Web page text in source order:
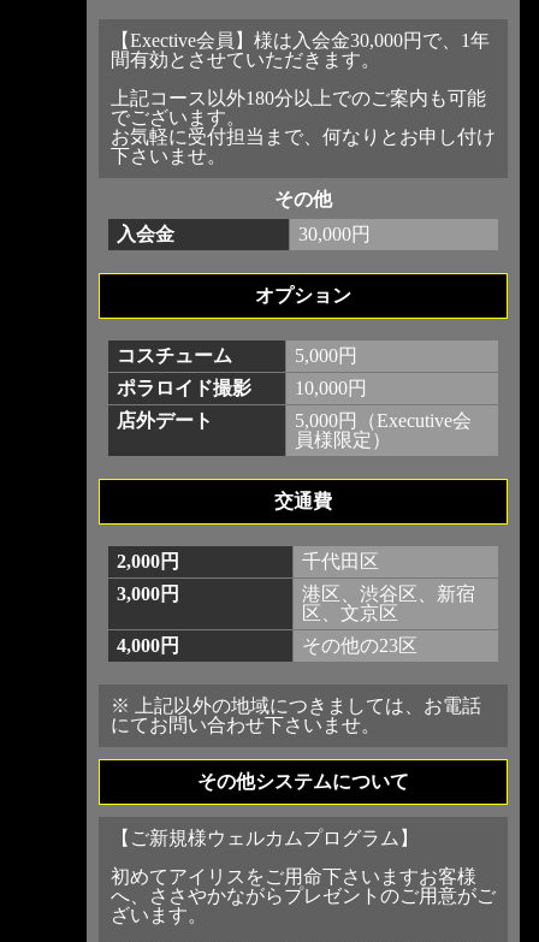
【Exective会員】様は入会金30,000円で、1年
間有効とさせていただきます。
上記コース以外180分以上でのご案内も可能
でございます。
お気軽に受付担当まで、何なりとお申し付け
下さいませ。
その他
入会金
30,000円
オプション
コスチューム
5,000円
ポラロイド撮影
10,000円
店外デート
5,000円（Executive会
員様限定）
交通費
2,000円
千代田区
3,000円
港区、渋谷区、新宿
区、文京区
4,000円
その他の23区
※ 上記以外の地域につきましては、お電話
にてお問い合わせ下さいませ。
その他システムについて
【ご新規様ウェルカムプログラム】
初めてアイリスをご用命下さいますお客様
へ、ささやかながらプレゼントのご用意がご
ざいます。